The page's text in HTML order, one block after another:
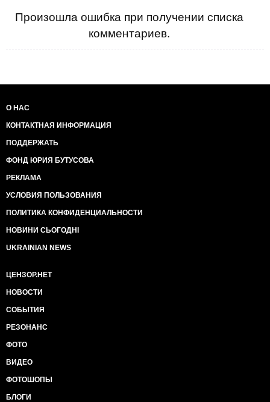
Произошла ошибка при получении списка
комментариев.
О НАС
КОНТАКТНАЯ ИНФОРМАЦИЯ
ПОДДЕРЖАТЬ
ФОНД ЮРИЯ БУТУСОВА
РЕКЛАМА
УСЛОВИЯ ПОЛЬЗОВАНИЯ
ПОЛИТИКА КОНФИДЕНЦИАЛЬНОСТИ
НОВИНИ СЬОГОДНІ
UKRAINIAN NEWS
ЦЕНЗОР.НЕТ
НОВОСТИ
СОБЫТИЯ
РЕЗОНАНС
ФОТО
ВИДЕО
ФОТОШОПЫ
БЛОГИ